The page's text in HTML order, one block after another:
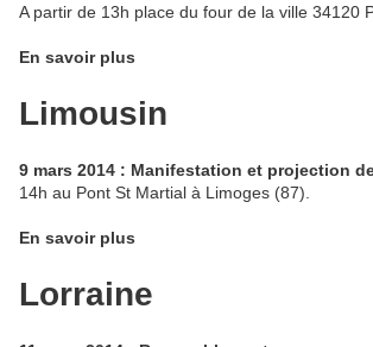
A partir de 13h place du four de la ville 34120
En savoir plus
Limousin
9 mars 2014 : Manifestation et projection
14h au Pont St Martial à Limoges (87).
En savoir plus
Lorraine